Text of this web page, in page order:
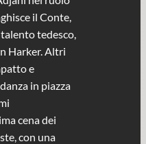
il Conte,
tedesco,
Harker. Altri
e
in piazza
cena dei
con una